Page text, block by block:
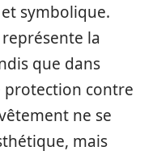
symbolique.
la
que dans
protection contre
ne se
mais